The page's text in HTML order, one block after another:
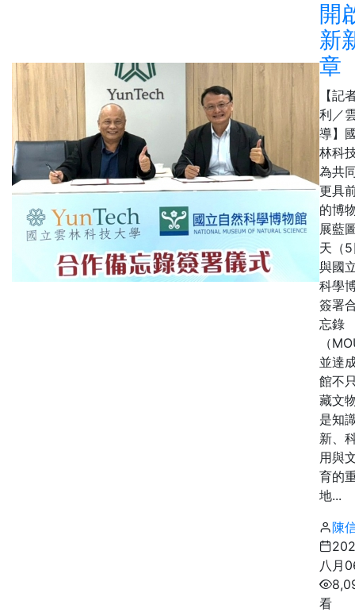
開
新
章
【記
利／
導】
林科
為共
更具
的博
展藍
天（
與國
科學
簽署
忘錄
（
並達
館不
藏文
是知
新、
用與
育的
地...
陳
八月
看